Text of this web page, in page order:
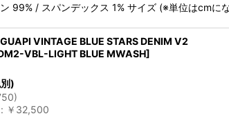
ン 99% / スパンデックス 1% サイズ (※単位は
GUAPI VINTAGE BLUE STARS DENIM V2
VBL-LIGHT BLUE MWASH]
)
)
: ￥ 32,500